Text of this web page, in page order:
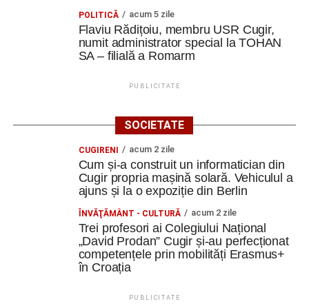
POLITICĂ acum 5 zile
Flaviu Rădițoiu, membru USR Cugir,
numit administrator special la TOHAN
SA – filială a Romarm
PUBLICITATE
SOCIETATE
CUGIRENI acum 2 zile
Cum și-a construit un informatician din
Cugir propria mașină solară. Vehiculul a
ajuns și la o expoziție din Berlin
ÎNVĂŢĂMÂNT - CULTURĂ acum 2 zile
Trei profesori ai Colegiului Național
„David Prodan” Cugir și-au perfecționat
competențele prin mobilități Erasmus+
în Croația
PUBLICITATE